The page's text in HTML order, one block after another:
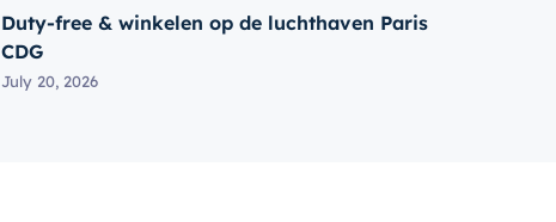
Duty-free & winkelen op de luchthaven Paris
CDG
July 20, 2026